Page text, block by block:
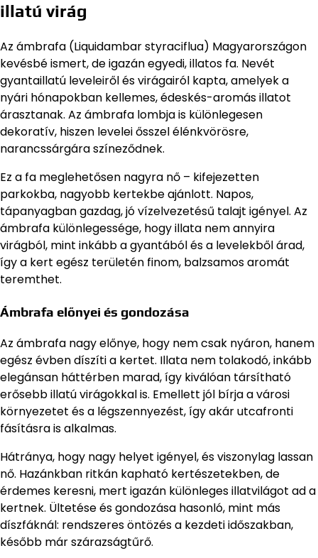
illatú virág
Az ámbrafa (Liquidambar styraciflua) Magyarországon
kevésbé ismert, de igazán egyedi, illatos fa. Nevét
gyantaillatú leveleiről és virágairól kapta, amelyek a
nyári hónapokban kellemes, édeskés-aromás illatot
árasztanak. Az ámbrafa lombja is különlegesen
dekoratív, hiszen levelei ősszel élénkvörösre,
narancssárgára színeződnek.
Ez a fa meglehetősen nagyra nő – kifejezetten
parkokba, nagyobb kertekbe ajánlott. Napos,
tápanyagban gazdag, jó vízelvezetésű talajt igényel. Az
ámbrafa különlegessége, hogy illata nem annyira
virágból, mint inkább a gyantából és a levelekből árad,
így a kert egész területén finom, balzsamos aromát
teremthet.
Ámbrafa előnyei és gondozása
Az ámbrafa nagy előnye, hogy nem csak nyáron, hanem
egész évben díszíti a kertet. Illata nem tolakodó, inkább
elegánsan háttérben marad, így kiválóan társítható
erősebb illatú virágokkal is. Emellett jól bírja a városi
környezetet és a légszennyezést, így akár utcafronti
fásításra is alkalmas.
Hátránya, hogy nagy helyet igényel, és viszonylag lassan
nő. Hazánkban ritkán kapható kertészetekben, de
érdemes keresni, mert igazán különleges illatvilágot ad a
kertnek. Ültetése és gondozása hasonló, mint más
díszfáknál: rendszeres öntözés a kezdeti időszakban,
később már szárazságtűrő.